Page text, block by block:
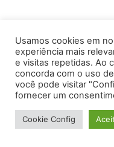
Usamos cookies em
experiência mais
e visitas repetidas. Ao
concorda com o uso
você pode visitar
fornecer um
Cookie Config